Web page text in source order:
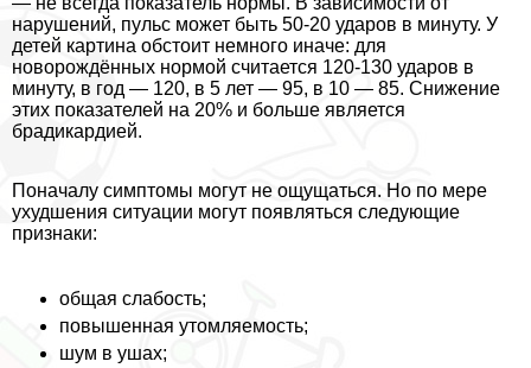
нарушений, пульс может быть 50-20 ударов в минуту. У
детей картина обстоит немного иначе: для
новорождённых нормой считается 120-130 ударов в
минуту, в год — 120, в 5 лет — 95, в 10 — 85. Снижение
этих показателей на 20% и больше является
брадикардией.
Поначалу симптомы могут не ощущаться. Но по мере
ухудшения ситуации могут появляться следующие
признаки:
общая слабость;
повышенная утомляемость;
шум в ушах;